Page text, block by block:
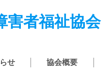
害者福祉協会
せ 協会概要